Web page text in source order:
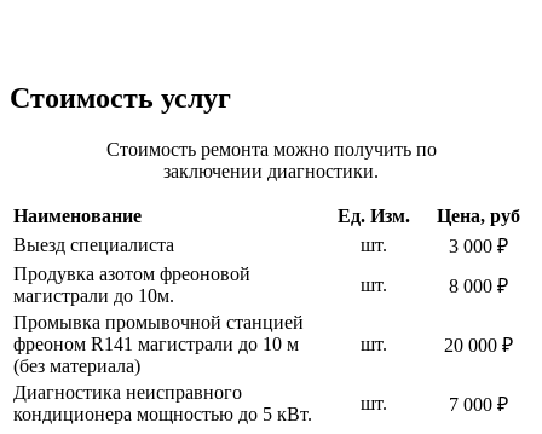
Стоимость услуг
Стоимость ремонта можно получить по
заключении диагностики.
Наименование Ед. Изм.
Цена, руб
Выезд специалиста
шт.
3 000 ₽
Продувка азотом фреоновой
магистрали до 10м.
шт.
8 000 ₽
Промывка промывочной станцией
фреоном R141 магистрали до 10 м
(без материала)
шт. 20 000 ₽
Диагностика неисправного
кондиционера мощностью до 5 кВт.
шт.
7 000 ₽